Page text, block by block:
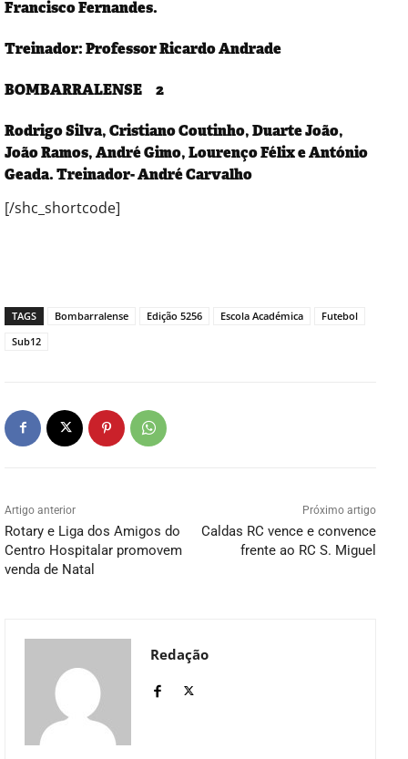
Francisco Fernandes.
Treinador: Professor Ricardo Andrade
BOMBARRALENSE 2
Rodrigo Silva, Cristiano Coutinho, Duarte João,
João Ramos, André Gimo, Lourenço Félix e António
Geada. Treinador- André Carvalho
[/shc_shortcode]
TAGS Bombarralense Edição 5256 Escola Académica
Futebol
Sub12
Artigo anterior
Rotary e Liga dos Amigos do
Centro Hospitalar promovem
venda de Natal
Próximo artigo
Caldas RC vence e convence
frente ao RC S. Miguel
Redação